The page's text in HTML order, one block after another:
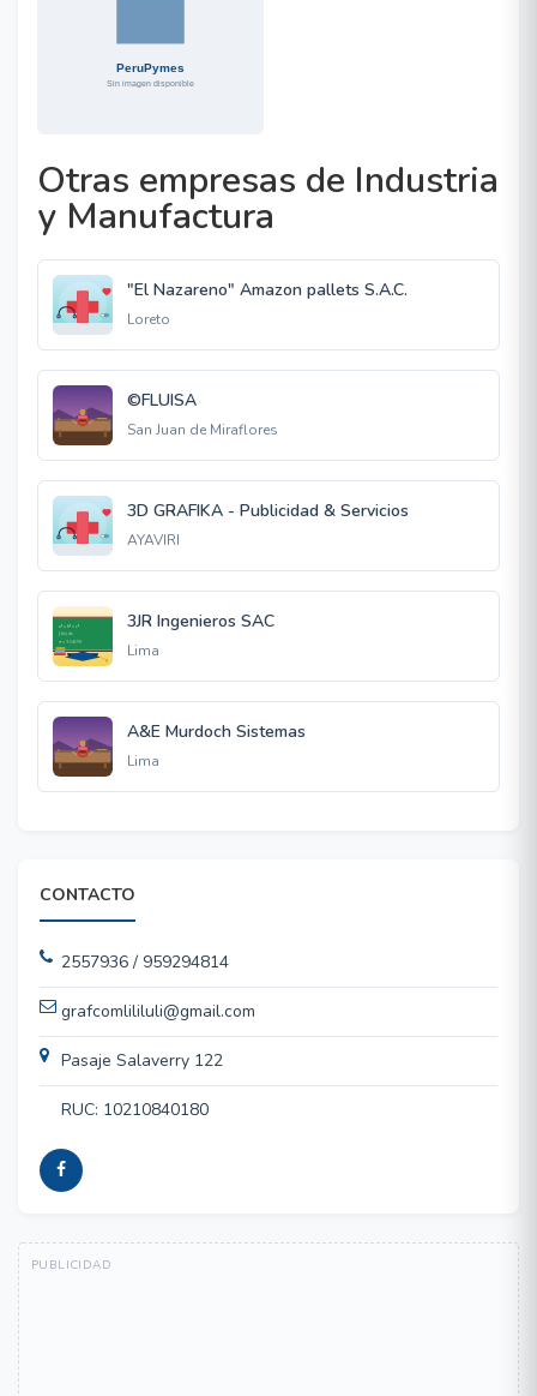
Otras empresas de Industria
y Manufactura
"El Nazareno" Amazon pallets S.A.C.
Loreto
©FLUISA
San Juan de Miraflores
3D GRAFIKA - Publicidad & Servicios
AYAVIRI
3JR Ingenieros SAC
Lima
A&E Murdoch Sistemas
Lima
CONTACTO
2557936 / 959294814
grafcomlililuli@gmail.com
Pasaje Salaverry 122
RUC: 10210840180